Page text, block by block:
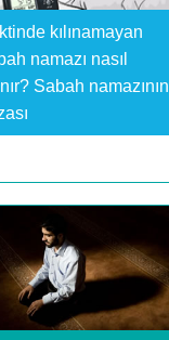
kılınamayan
namazı nasıl
Sabah namazının